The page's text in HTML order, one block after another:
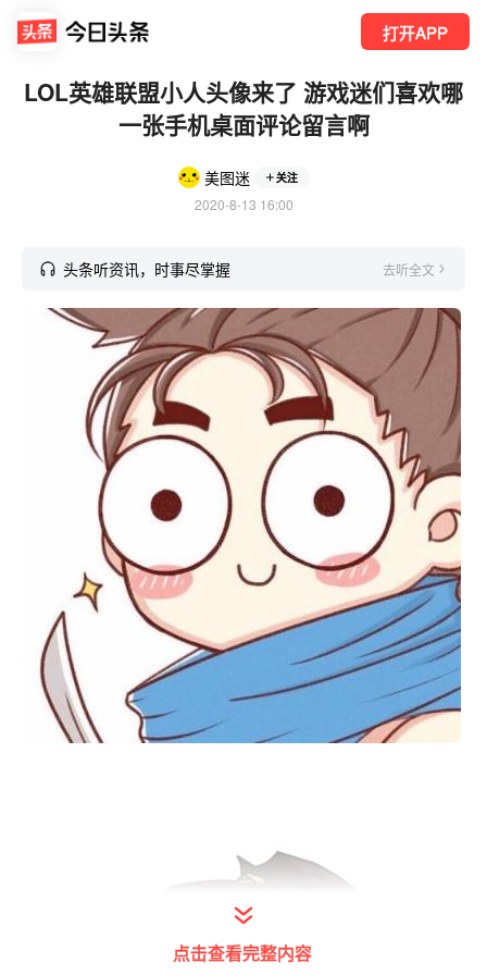
打开APP
LOL英雄联盟小人头像来了 游戏迷们喜欢哪
一张手机桌面评论留言啊
美图迷 关注
2020-8-13 16:00
头条听资讯，时事尽掌握 去听全文
点击查看完整内容